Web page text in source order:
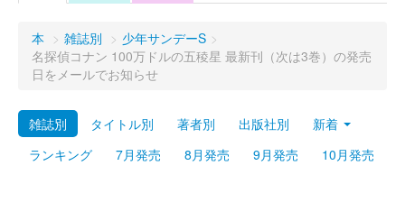
購入管理
プレミアム
本 > 雑誌別 > 少年サンデーS >
名探偵コナン 100万ドルの五稜星 最新刊（次は3巻）の発売
日をメールでお知らせ
雑誌別 タイトル別 著者別 出版社別
新着
ランキング
7月発売 8月発売 9月発売 10月発売